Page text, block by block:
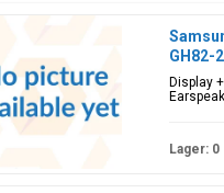
GH82-
Display
Lager: 0